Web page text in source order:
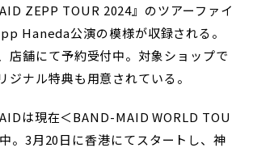
ZEPP TOUR 2024』のツアーファイ
Haneda公演の模様が収録される。
店舗にて予約受付中。対象ショップで
ジナル特典も用意されている。
は現在＜BAND-MAID WORLD TOU
。3月20日に香港にてスタートし、神